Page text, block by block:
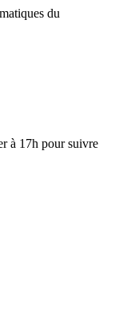
du
à 17h pour suivre